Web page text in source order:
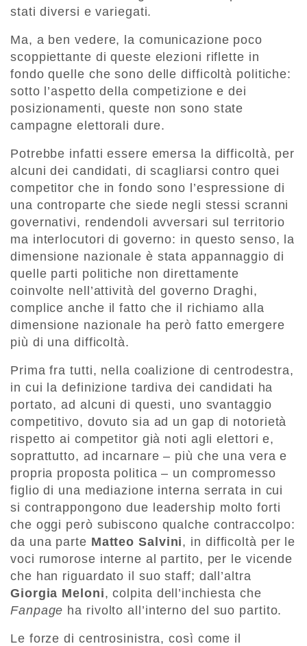
stati diversi e variegati.
Ma, a ben vedere, la comunicazione poco
scoppiettante di queste elezioni riflette in
fondo quelle che sono delle difficoltà politiche:
sotto l’aspetto della competizione e dei
posizionamenti, queste non sono state
campagne elettorali dure.
Potrebbe infatti essere emersa la difficoltà, per
alcuni dei candidati, di scagliarsi contro quei
competitor che in fondo sono l’espressione di
una controparte che siede negli stessi scranni
governativi, rendendoli avversari sul territorio
ma interlocutori di governo: in questo senso, la
dimensione nazionale è stata appannaggio di
quelle parti politiche non direttamente
coinvolte nell’attività del governo Draghi,
complice anche il fatto che il richiamo alla
dimensione nazionale ha però fatto emergere
più di una difficoltà.
Prima fra tutti, nella coalizione di centrodestra,
in cui la definizione tardiva dei candidati ha
portato, ad alcuni di questi, uno svantaggio
competitivo, dovuto sia ad un gap di notorietà
rispetto ai competitor già noti agli elettori e,
soprattutto, ad incarnare – più che una vera e
propria proposta politica – un compromesso
figlio di una mediazione interna serrata in cui
si contrappongono due leadership molto forti
che oggi però subiscono qualche contraccolpo:
da una parte Matteo Salvini, in difficoltà per le
voci rumorose interne al partito, per le vicende
che han riguardato il suo staff; dall’altra
Giorgia Meloni, colpita dell’inchiesta che
Fanpage ha rivolto all’interno del suo partito.
Le forze di centrosinistra, così come il